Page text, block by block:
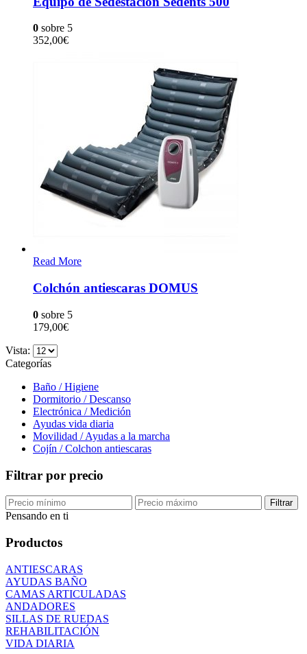
0 sobre 5
352,00€
Read More
Colchón antiescaras DOMUS
0 sobre 5
179,00€
Vista:
Categorías
Baño / Higiene
Dormitorio / Descanso
Electrónica / Medición
Ayudas vida diaria
Movilidad / Ayudas a la marcha
Cojín / Colchon antiescaras
Filtrar por precio
Filtrar
Pensando en ti
Productos
ANTIESCARAS
AYUDAS BAÑO
CAMAS ARTICULADAS
ANDADORES
SILLAS DE RUEDAS
REHABILITACIÓN
VIDA DIARIA